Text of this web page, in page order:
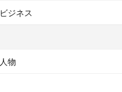
ビジネス
人物